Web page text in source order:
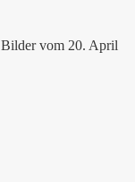
Bilder vom 20. April